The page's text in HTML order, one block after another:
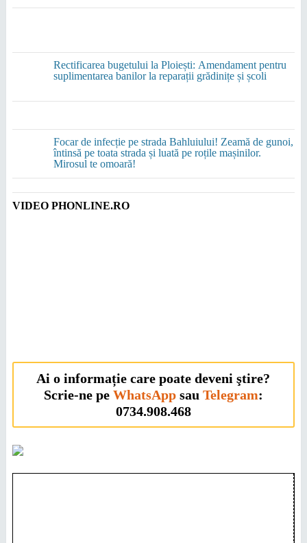
Rectificarea bugetului la Ploiești: Amendament pentru
suplimentarea banilor la reparații grădinițe și școli
Focar de infecție pe strada Bahluiului! Zeamă de gunoi,
întinsă pe toata strada și luată pe roțile mașinilor.
Mirosul te omoară!
VIDEO PHONLINE.RO
Ai o informație care poate deveni ştire?
Scrie-ne pe WhatsAppsau Telegram:
0734.908.468